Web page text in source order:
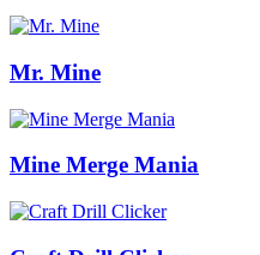
Mr. Mine
Mine Merge Mania